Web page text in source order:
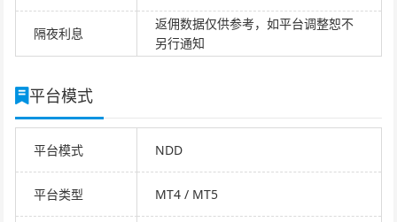
隔夜利息
返佣数据仅供参考，如平台调整恕不
另行通知
平台模式
平台模式 NDD
平台类型 MT4 / MT5